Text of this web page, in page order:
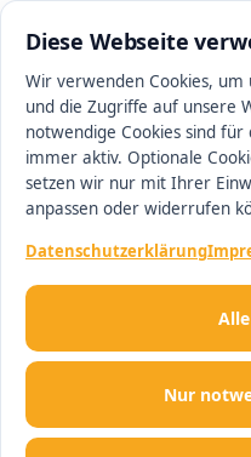
Diese Webseite
Wir verwenden Cookies,
und die Zugriffe auf unsere
notwendige Cookies sind
immer aktiv. Optionale
setzen wir nur mit Ihrer
anpassen oder widerrufen
Datenschutzerklärung
Nur